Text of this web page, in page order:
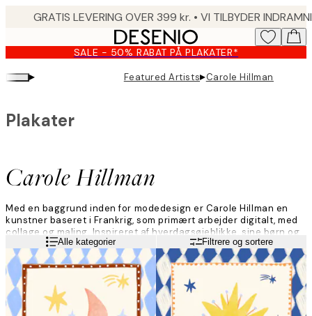
content.
SALE - 50% RABAT PÅ PLAKATER*
▸ Featured Artists▸Carole Hillman
Carole Hillman
Plakater
Med en baggrund inden for modedesign er Carole Hillman en
kunstner baseret i Frankrig, som primært arbejder digitalt, med
collage og maling. Inspireret af hverdagsøjeblikke, sine børn og
detaljerne, teksturerne og scenerne fra hverdagslivet skaber
hun glade og finurlige kunstværker påvirket af folkekunst. 'Min
stil er farverig og varm, ofte påvirket af min families
folkekunstrødder og de håndlavede traditioner, jeg voksede op
med.'
Læs mere Alle kategorier Filtrere og sortere